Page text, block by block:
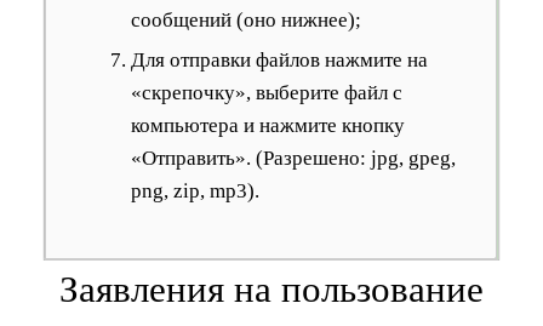
сообщений (оно нижнее);
Для отправки файлов нажмите на
«скрепочку», выберите файл с
компьютера и нажмите кнопку
«Отправить». (Разрешено: jpg, gpeg,
png, zip, mp3).
Заявления на пользование